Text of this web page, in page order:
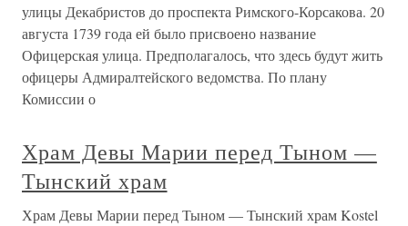
улицы Декабристов до проспекта Римского-Корсакова. 20
августа 1739 года ей было присвоено название
Офицерская улица. Предполагалось, что здесь будут жить
офицеры Адмиралтейского ведомства. По плану
Комиссии о
Храм Девы Марии перед Тыном —
Тынский храм
Храм Девы Марии перед Тыном — Тынский храм Kostel